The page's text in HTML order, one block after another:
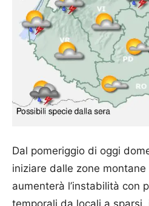
Dal pomeriggio di oggi
iniziare dalle zone
aumenterà l’instabilità con
temporali da locali a